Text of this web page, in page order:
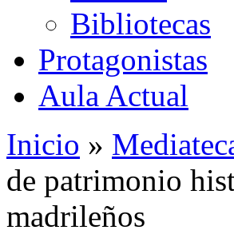
Bibliotecas
Protagonistas
Aula Actual
Inicio »
de patrimonio
madrileños